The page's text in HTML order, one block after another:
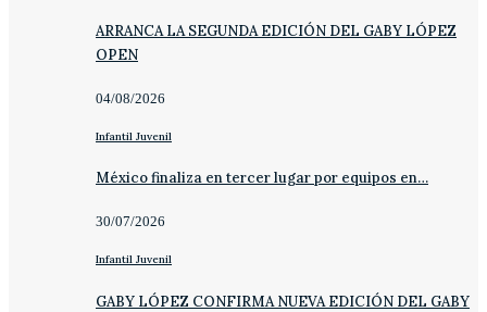
ARRANCA LA SEGUNDA EDICIÓN DEL GABY LÓPEZ
OPEN
04/08/2026
Infantil Juvenil
México finaliza en tercer lugar por equipos en…
30/07/2026
Infantil Juvenil
GABY LÓPEZ CONFIRMA NUEVA EDICIÓN DEL GABY